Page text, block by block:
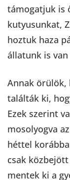
támogatjuk is
kutyusunkat,
hoztuk haza
állatunk is
Annak örülök,
találták ki,
Ezek szerint
mosolyogva
héttel
csak
mentek ki a